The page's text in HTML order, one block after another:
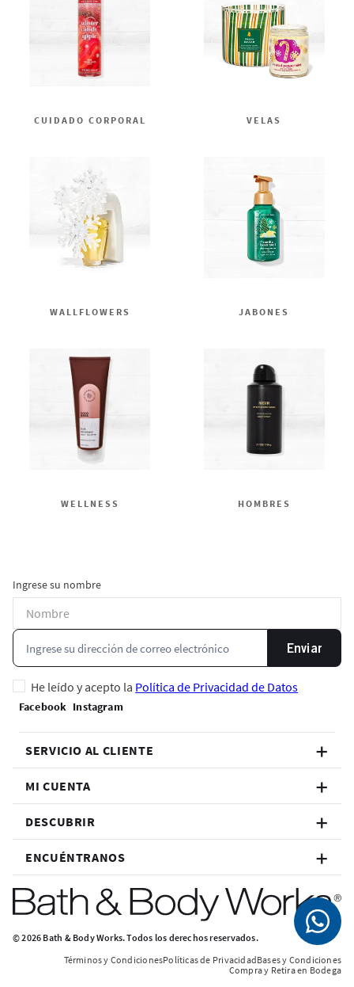
CUIDADO CORPORAL VELAS
WALLFLOWERS JABONES
WELLNESS HOMBRES
Ingrese su nombre
Enviar
He leído y acepto la Política de Privacidad de Datos
SERVICIO AL CLIENTE
MI CUENTA
DESCUBRIR
ENCUÉNTRANOS
© 2026 Bath & Body Works. Todos los derechos reservados.
Términos y CondicionesPolíticas de PrivacidadBases y Condiciones
Compra y Retira en Bodega